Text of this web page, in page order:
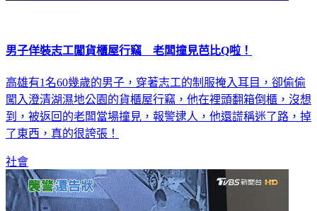
男子佯裝志工闖貨櫃屋行竊 老闆撞見芭比Q啦！
高雄有1名60幾歲的男子，穿著志工的制服掩入耳目，卻偷偷
闖入澄清湖濕地公園的貨櫃屋行竊，他在裡頭翻箱倒櫃，沒想
到，被返回的老闆當場撞見，報警逮人，他還謊稱迷了路，掉
了東西，真的很誇張！
社會